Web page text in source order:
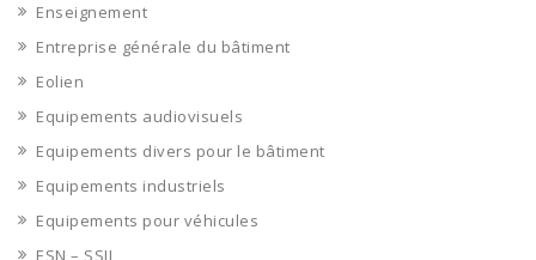
Enseignement
Entreprise générale du bâtiment
Eolien
Equipements audiovisuels
Equipements divers pour le bâtiment
Equipements industriels
Equipements pour véhicules
ESN – SSII